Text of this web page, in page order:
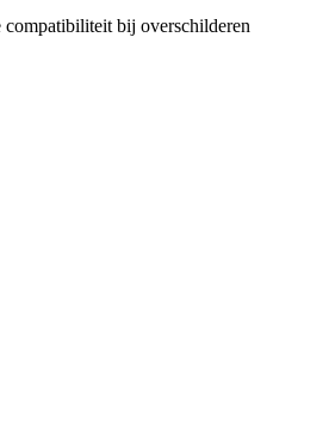
bij overschilderen